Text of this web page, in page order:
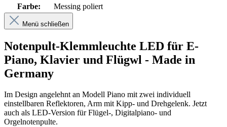
Farbe:
Messing poliert
Menü schließen
Notenpult-Klemmleuchte LED für E-
Piano, Klavier und Flügwl - Made in
Germany
Im Design angelehnt an Modell Piano mit zwei individuell
einstellbaren Reflektoren, Arm mit Kipp- und Drehgelenk. Jetzt
auch als LED-Version für Flügel-, Digitalpiano- und
Orgelnotenpulte.